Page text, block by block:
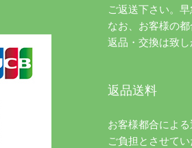
ご返送下さい。
なお、お客様の都
返品・交換は致し
返品送料
お客様都合によ
ご負担とさせてい